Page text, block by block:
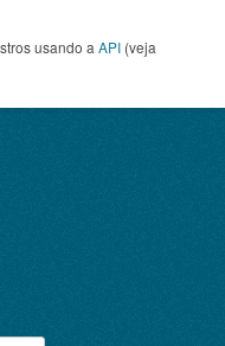
usando a API (veja